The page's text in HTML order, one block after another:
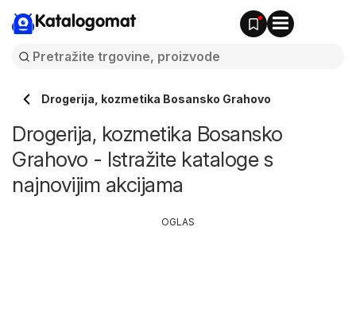
Katalogomat
Drogerija, kozmetika Bosansko Grahovo
Drogerija, kozmetika Bosansko
Grahovo - Istražite kataloge s
najnovijim akcijama
OGLAS